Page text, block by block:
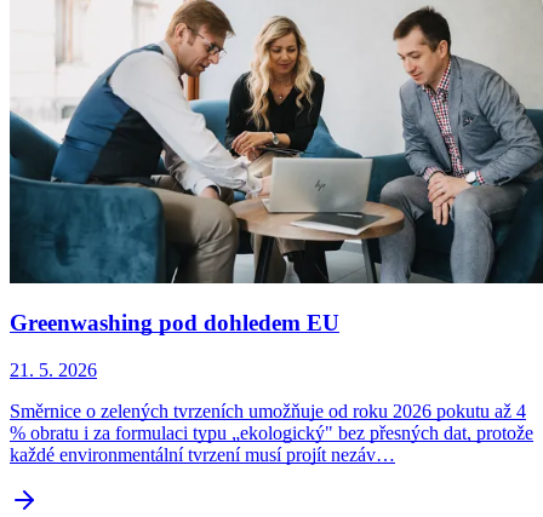
Greenwashing pod dohledem EU
21. 5. 2026
Směrnice o zelených tvrzeních umožňuje od roku 2026 pokutu až 4
% obratu i za formulaci typu „ekologický" bez přesných dat, protože
každé environmentální tvrzení musí projít nezáv…